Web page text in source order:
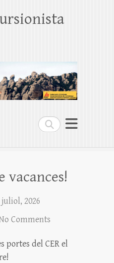
Search
vacances!
juliol, 2026
Comments
portes del CER el